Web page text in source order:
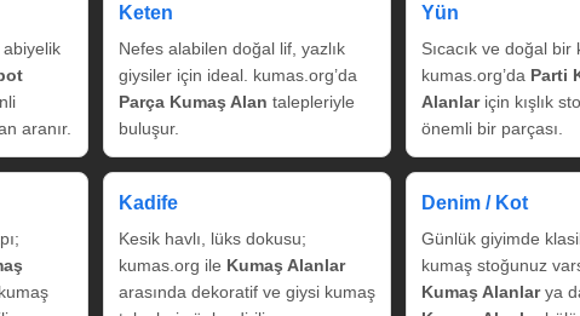
aranır.
Keten
Nefes alabilen doğal lif, yazlık
giysiler için ideal. kumas.org’da
Parça Kumaş Alan talepleriyle
buluşur.
Yün
Sıcacık ve doğal bir
kumas.org’da Parti
Alanlariçin kışlık
önemli bir parçası.
Kadife
Kesik havlı, lüks dokusu;
kumas.org ile Kumaş Alanlar
arasında dekoratif ve giysi kumaş
Denim / Kot
Günlük giyimde
kumaş stoğunuz
Kumaş Alanlarya